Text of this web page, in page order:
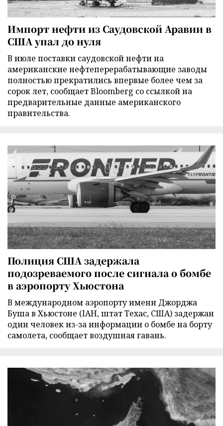
Импорт нефти из Саудовской Аравии в
США упал до нуля
В июле поставки саудовской нефти на
американские нефтеперерабатывающие заводы
полностью прекратились впервые более чем за
сорок лет, сообщает Bloomberg со ссылкой на
предварительные данные американского
правительства.
Полиция США задержала
подозреваемого после сигнала о бомбе
в аэропорту Хьюстона
В международном аэропорту имени Джорджа
Буша в Хьюстоне (IAH, штат Техас, США) задержан
один человек из-за информации о бомбе на борту
самолета, сообщает воздушная гавань.